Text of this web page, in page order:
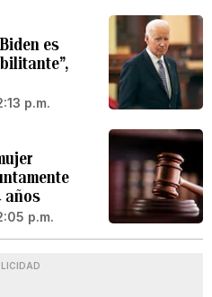
es
p.m.
años
p.m.